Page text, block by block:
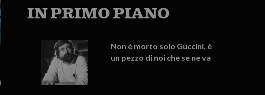
IN PRIMO PIANO
Non è morto solo Guccini, è
un pezzo di noi che se ne va